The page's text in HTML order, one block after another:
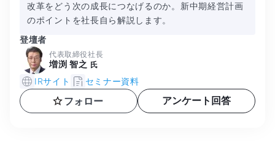
改革をどう次の成長につなげるのか。新中期経営計画
のポイントを社長自ら解説します。
登壇者
代表取締役社長
増渕 智之 氏
IRサイト セミナー資料
フォロー アンケート回答